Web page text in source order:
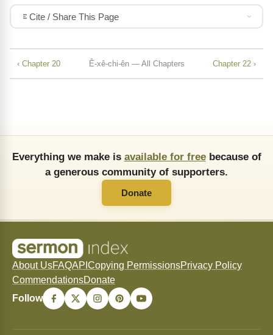
Cite / Share This Page
‹ Chapter 20 Ê-xê-chi-ên — All Chapters Chapter 22 ›
Everything we make is available for freebecause of
a generous community of supporters.
Donate
About UsFAQAPI Copying PermissionsPrivacy Policy
CommendationsDonate
Follow